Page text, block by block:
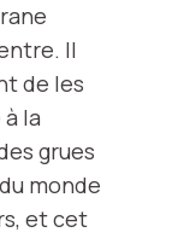
Il
de les
la
grues
monde
et cet